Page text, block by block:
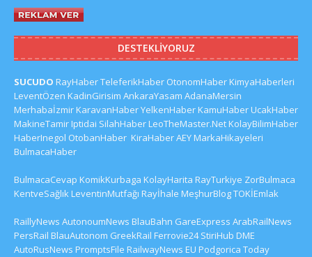
DESTEKLIYORUZ
SUCUDO RayHaberTeleferikHaber OtonomHaberKimyaHaberleri
LeventÖzen KadinGirisim AnkaraYasam AdanaMersin
MerhabaİzmirKaravanHaberYelkenHaberKamuHaberUcakHaber
MakineTamirIptidai SilahHaberLeoTheMaster.NetKolayBilimHaber
HaberInegol OtobanHaber KiraHaberAEYMarkaHikayeleri
BulmacaHaber
BulmacaCevap KomikKurbaga KolayHarita RayTurkiye ZorBulmaca
KentveSağlıkLeventinMutfağı Rayİhale MeşhurBlogTOKİEmlak
RaillyNews AutonoumNews BlauBahn GareExpress ArabRailNews
PersRail BlauAutonom GreekRail Ferrovie24 StiriHub DME
AutoRusNews PromptsFile RailwayNews EU Podgorica Today